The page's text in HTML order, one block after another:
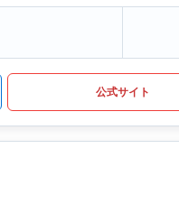
公式サイト